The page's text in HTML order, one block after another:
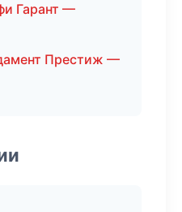
Гарант —
Престиж —